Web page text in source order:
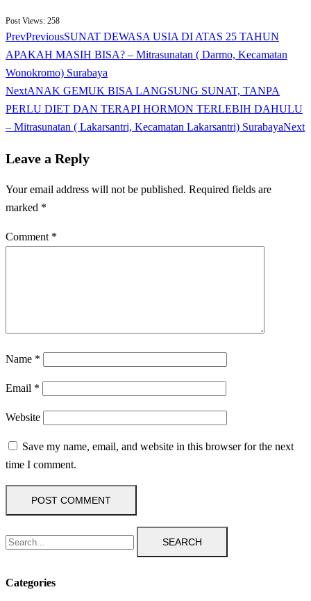
Post Views: 258
PrevPreviousSUNAT DEWASA USIA DI ATAS 25 TAHUN
APAKAH MASIH BISA? – Mitrasunatan ( Darmo, Kecamatan
Wonokromo) Surabaya
NextANAK GEMUK BISA LANGSUNG SUNAT, TANPA
PERLU DIET DAN TERAPI HORMON TERLEBIH DAHULU
– Mitrasunatan ( Lakarsantri, Kecamatan Lakarsantri) SurabayaNext
Leave a Reply
Your email address will not be published. Required fields are
marked *
Comment *
Name *
Email *
Website
Save my name, email, and website in this browser for the next
time I comment.
SEARCH
Categories